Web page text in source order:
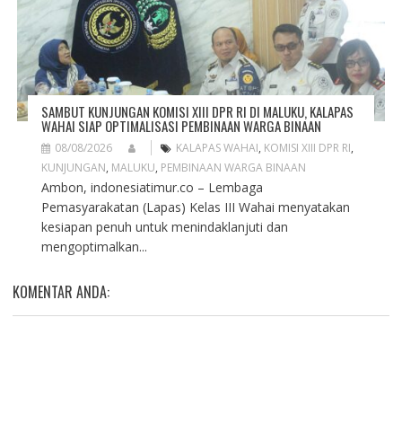
SAMBUT KUNJUNGAN KOMISI XIII DPR RI DI MALUKU, KALAPAS
WAHAI SIAP OPTIMALISASI PEMBINAAN WARGA BINAAN
08/08/2026 KALAPAS WAHAI, KOMISI XIII DPR RI,
KUNJUNGAN, MALUKU, PEMBINAAN WARGA BINAAN
Ambon, indonesiatimur.co – Lembaga
Pemasyarakatan (Lapas) Kelas III Wahai menyatakan
kesiapan penuh untuk menindaklanjuti dan
mengoptimalkan...
KOMENTAR ANDA: